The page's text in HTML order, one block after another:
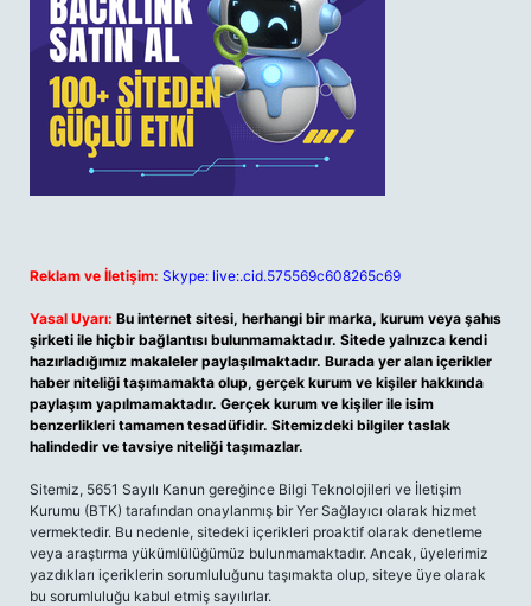
Reklam ve İletişim: Skype: live:.cid.575569c608265c69
Yasal Uyarı: Bu internet sitesi, herhangi bir marka, kurum veya şahıs
şirketi ile hiçbir bağlantısı bulunmamaktadır. Sitede yalnızca kendi
hazırladığımız makaleler paylaşılmaktadır. Burada yer alan içerikler
haber niteliği taşımamakta olup, gerçek kurum ve kişiler hakkında
paylaşım yapılmamaktadır. Gerçek kurum ve kişiler ile isim
benzerlikleri tamamen tesadüfidir. Sitemizdeki bilgiler taslak
halindedir ve tavsiye niteliği taşımazlar.
Sitemiz, 5651 Sayılı Kanun gereğince Bilgi Teknolojileri ve İletişim
Kurumu (BTK) tarafından onaylanmış bir Yer Sağlayıcı olarak hizmet
vermektedir. Bu nedenle, sitedeki içerikleri proaktif olarak denetleme
veya araştırma yükümlülüğümüz bulunmamaktadır. Ancak, üyelerimiz
yazdıkları içeriklerin sorumluluğunu taşımakta olup, siteye üye olarak
bu sorumluluğu kabul etmiş sayılırlar.